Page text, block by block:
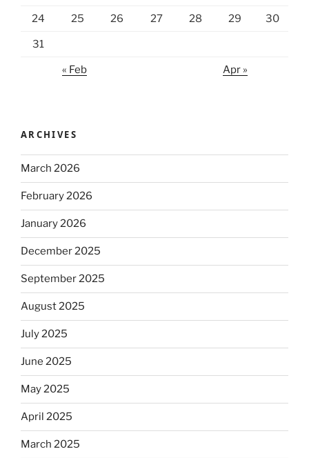
24 25 26 27 28 29 30
31
« Feb Apr »
ARCHIVES
March 2026
February 2026
January 2026
December 2025
September 2025
August 2025
July 2025
June 2025
May 2025
April 2025
March 2025